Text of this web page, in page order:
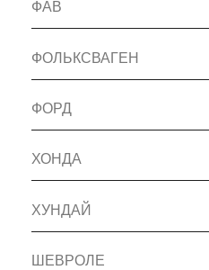
ФАВ
ФОЛЬКСВАГЕН
ФОРД
ХОНДА
ХУНДАЙ
ШЕВРОЛЕ